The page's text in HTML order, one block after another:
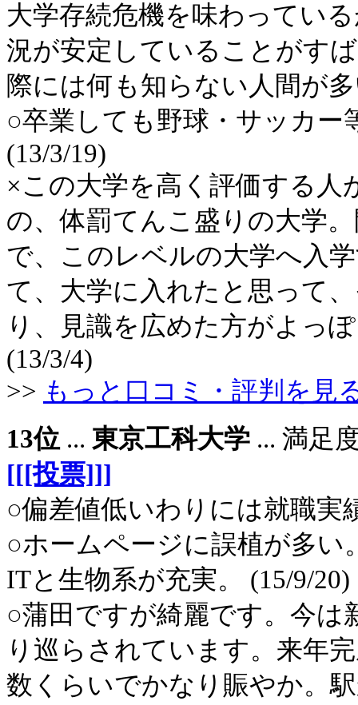
大学存続危機を味わってい
況が安定していることがす
際には何も知らない人間が
○卒業しても野球・サッカー
(13/3/19)
×この大学を高く評価する人
の、体罰てんこ盛りの大学
で、このレベルの大学へ入
て、大学に入れたと思って
り、見識を広めた方がよっ
(13/3/4)
>> もっと口コミ・評判を見
13位 ... 東京工科大学 ... 満足
[[[投票]]]
○偏差値低いわりには就職実
○ホームページに誤植が多い
ITと生物系が充実。 (15/9/20)
○蒲田ですが綺麗です。今は
り巡らされています。来年
数くらいでかなり賑やか。